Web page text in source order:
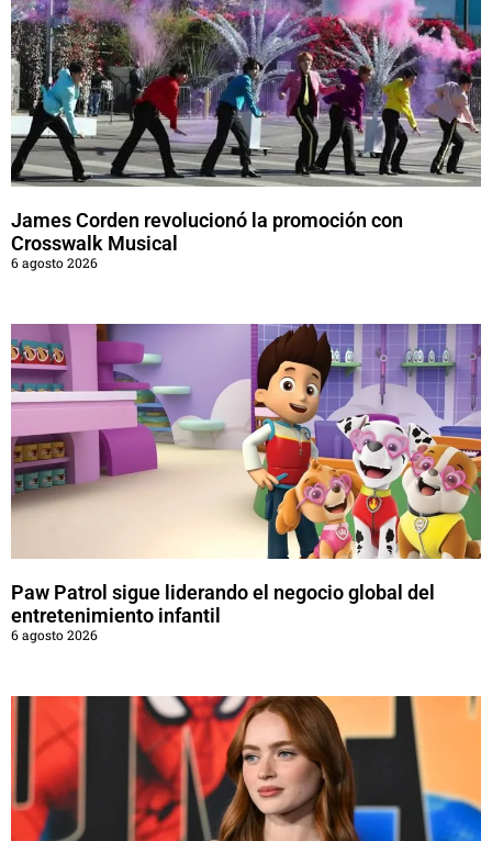
James Corden revolucionó la promoción con
Crosswalk Musical
6 agosto 2026
Paw Patrol sigue liderando el negocio global del
entretenimiento infantil
6 agosto 2026